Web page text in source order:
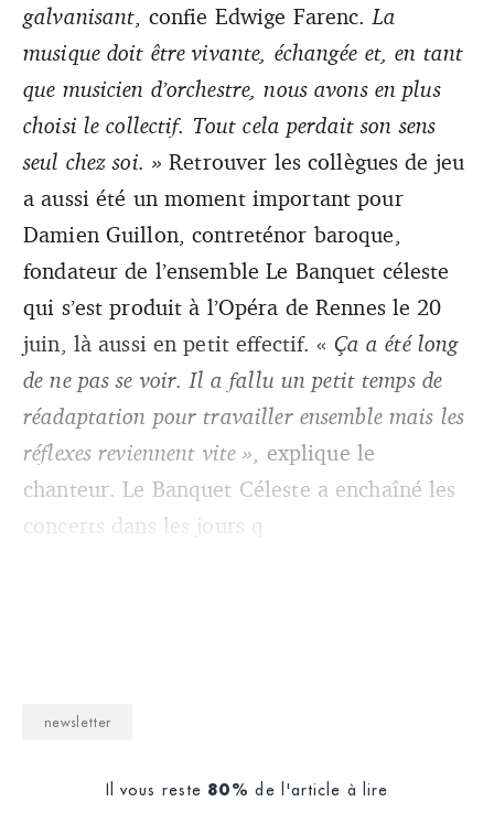
galvanisant , confie Edwige Farenc. La
musique doit être vivante, échangée et, en tant
que musicien d’orchestre, nous avons en plus
choisi le collectif. Tout cela perdait son sens
seul chez soi. » Retrouver les collègues de jeu
a aussi été un moment important pour
Damien Guillon, contreténor baroque,
fondateur de l’ensemble Le Banquet céleste
qui s’est produit à l’Opéra de Rennes le 20
juin, là aussi en petit effectif. « Ça a été long
de ne pas se voir. Il a fallu un petit temps de
réadaptation pour travailler ensemble mais les
réflexes reviennent vite » , explique le
chanteur. Le Banquet Céleste a enchaîné les
concerts dans les jours q
newsletter
Il vous reste 80% de l'article à lire